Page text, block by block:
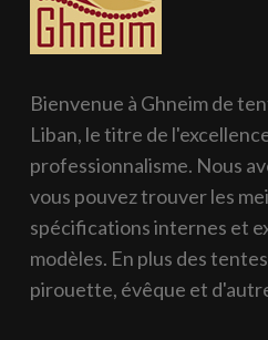
Bienvenue à Ghneim de
Liban, le titre de
professionnalisme. Nous
vous pouvez trouver les
spécifications internes et
modèles. En plus des
pirouette, évêque et